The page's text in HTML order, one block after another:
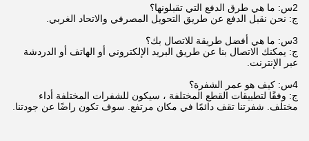
2س: ما هي طرق الدفع التي تقبلونها؟
ج: نحن نقبل الدفع عن طريق التحويل المصرفي والاتحاد الغربي.
3س: ما هي أفضل طريقة للاتصال بك؟
ج: يمكنك الاتصال بنا عن طريق البريد الإلكتروني أو الهاتف أو الدردشة
عبر الإنترنت.
4س: كيف هو عمر الشفرة؟
ج: وفقًا لتطبيقات القطع المختلفة ، سيكون للشفرات المختلفة أداء
مختلف. شفرتنا تقف دائمًا في مكان مرتفع. سوف تكون راضًا عن جودتنا.